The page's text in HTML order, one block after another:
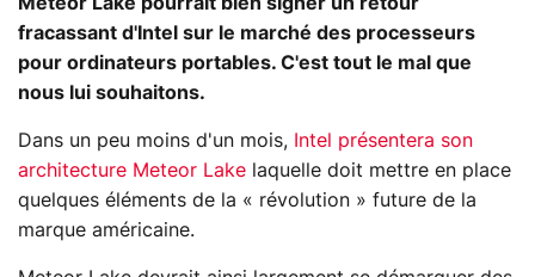
fracassant d'Intel sur le marché des processeurs
pour ordinateurs portables. C'est tout le mal que
nous lui souhaitons.
Dans un peu moins d'un mois,
Intel présentera son
architecture Meteor Lake laquelle doit mettre en place
quelques éléments de la « révolution » future de la
marque américaine.